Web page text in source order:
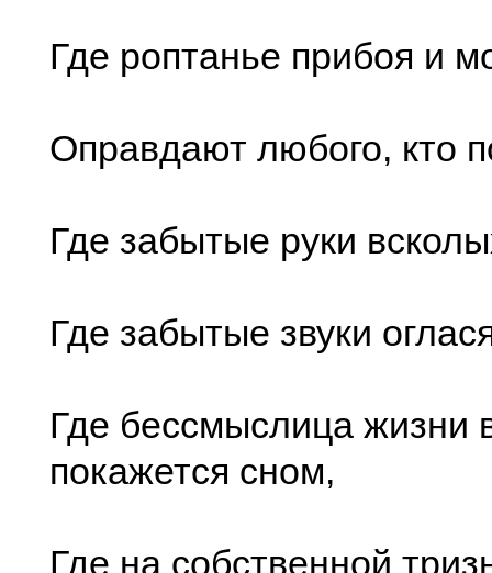
Где роптанье прибоя и
Оправдают любого, кто
Где забытые руки
Где забытые звуки
Где бессмыслица жизни
покажется сном,
Где на собственной